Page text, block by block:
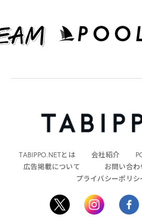
TABIPPO.NETとは 会社紹介
広告掲載について
お問い合わ
プライバシーポリシ